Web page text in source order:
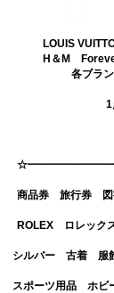
LOUIS
H＆M
各ブラ
1
商品券 旅行券
ROLEX ロレッ
シルバー 古着 服
スポーツ用品 ホ